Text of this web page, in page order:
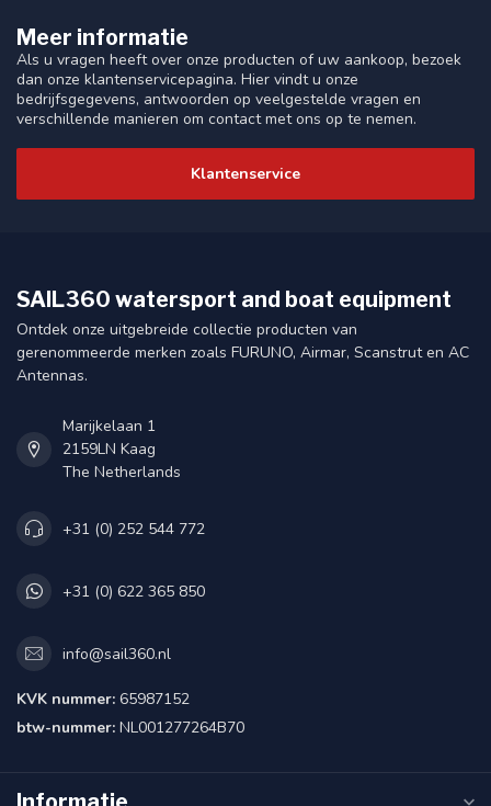
Meer informatie
Als u vragen heeft over onze producten of uw aankoop, bezoek
dan onze klantenservicepagina. Hier vindt u onze
bedrijfsgegevens, antwoorden op veelgestelde vragen en
verschillende manieren om contact met ons op te nemen.
Klantenservice
SAIL360 watersport and boat equipment
Ontdek onze uitgebreide collectie producten van
gerenommeerde merken zoals FURUNO, Airmar, Scanstrut en AC
Antennas.
Marijkelaan 1
2159LN Kaag
The Netherlands
+31 (0) 252 544 772
+31 (0) 622 365 850
info@sail360.nl
KVK nummer: 65987152
btw-nummer: NL001277264B70